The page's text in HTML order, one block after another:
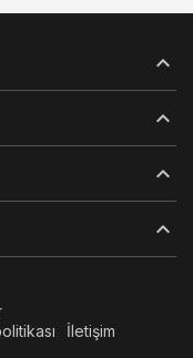
İletişim